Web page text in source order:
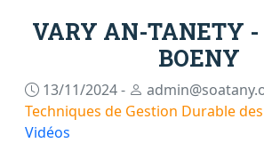
VARY AN-TANETY -
BOENY
13/11/2024 -
Techniques de Gestion Durable
Vidéos